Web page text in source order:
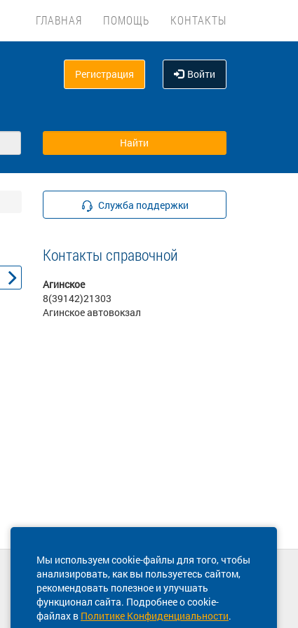
ГЛАВНАЯ ПОМОЩЬ КОНТАКТЫ
Регистрация Войти
Служба поддержки
Контакты справочной
Агинское
8(39142)21303
Агинское автовокзал
Мы используем cookie-файлы для того, чтобы
анализировать, как вы пользуетесь сайтом,
рекомендовать полезное и улучшать
функционал сайта. Подробнее о cookie-
файлах в Политике Конфиденциальности.
Техническая поддержка сайта
8 800 600-03-38